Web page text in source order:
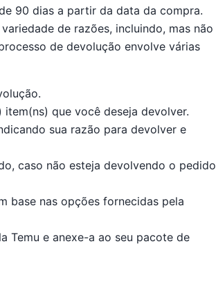
90 dias a partir da data da compra.
de razões, incluindo, mas não
de devolução envolve várias
que você deseja devolver.
sua razão para devolver e
caso não esteja devolvendo o pedido
base nas opções fornecidas pela
Temu e anexe-a ao seu pacote de